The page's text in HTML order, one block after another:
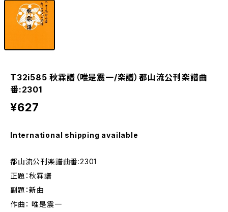
T32i585 秋霖譜（唯是震一/楽譜）都山流公刊楽譜曲
番:2301
¥627
International shipping available
都山流公刊楽譜曲番:2301
正題：秋霖譜
副題：新曲
作曲： 唯是震一